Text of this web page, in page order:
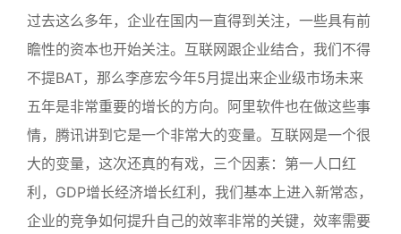
过去这么多年，企业在国内一直得到关注，一些具有前
瞻性的资本也开始关注。互联网跟企业结合，我们不得
不提BAT，那么李彦宏今年5月提出来企业级市场未来
五年是非常重要的增长的方向。阿里软件也在做这些事
情，腾讯讲到它是一个非常大的变量。互联网是一个很
大的变量，这次还真的有戏，三个因素：第一人口红
利，GDP增长经济增长红利，我们基本上进入新常态，
企业的竞争如何提升自己的效率非常的关键，效率需要